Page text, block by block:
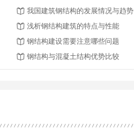
我国建筑钢结构的发展情况与趋势
浅析钢结构建筑的特点与性能
钢结构建设需要注意哪些问题
钢结构与混凝土结构优势比较